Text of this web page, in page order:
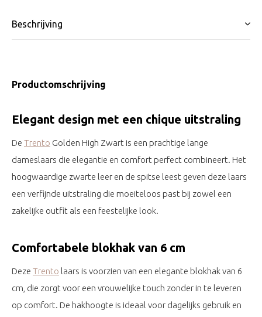
Beschrijving
Productomschrijving
Elegant design met een chique uitstraling
De Trento Golden High Zwart is een prachtige lange
dameslaars die elegantie en comfort perfect combineert. Het
hoogwaardige zwarte leer en de spitse leest geven deze laars
een verfijnde uitstraling die moeiteloos past bij zowel een
zakelijke outfit als een feestelijke look.
Comfortabele blokhak van 6 cm
Deze Trento laars is voorzien van een elegante blokhak van 6
cm, die zorgt voor een vrouwelijke touch zonder in te leveren
op comfort. De hakhoogte is ideaal voor dagelijks gebruik en